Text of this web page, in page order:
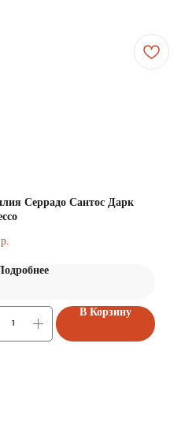
Серрадо Сантос Дарк
р.
В Корзину